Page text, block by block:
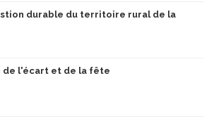
durable du territoire rural de la
de l'écart et de la fête